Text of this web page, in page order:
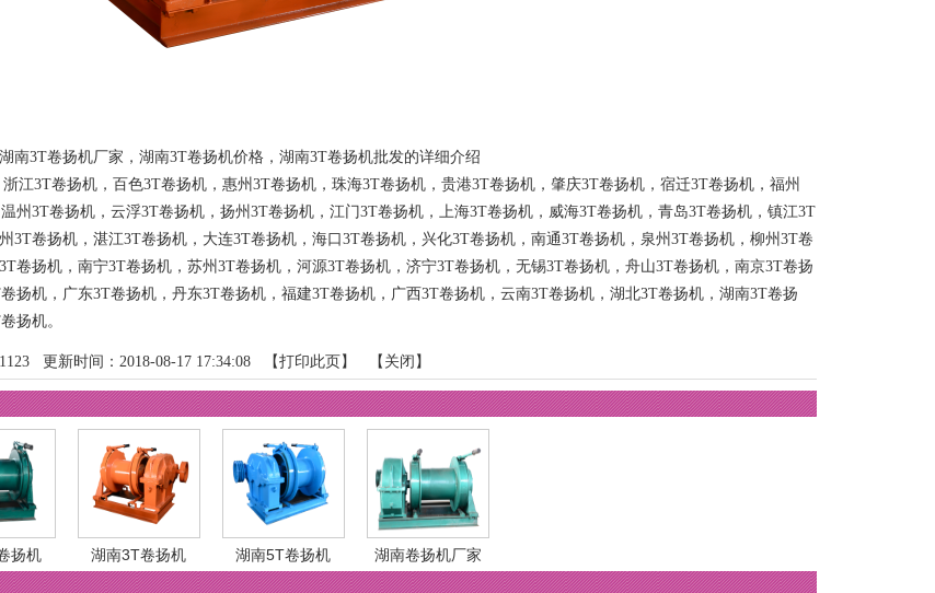
南3T卷扬机厂家，湖南3T卷扬机价格，湖南3T卷扬机批发的详细介绍
浙江3T卷扬机， 百色3T卷扬机， 惠州3T卷扬机， 珠海3T卷扬机， 贵港3T卷扬机， 肇庆3T卷扬机， 宿迁3T卷扬机， 福州
温州3T卷扬机， 云浮3T卷扬机， 扬州3T卷扬机， 江门3T卷扬机， 上海3T卷扬机， 威海3T卷扬机， 青岛3T卷扬机， 镇江3T
3T卷扬机， 湛江3T卷扬机， 大连3T卷扬机， 海口3T卷扬机， 兴化3T卷扬机， 南通3T卷扬机， 泉州3T卷扬机， 柳州3T卷
卷扬机， 南宁3T卷扬机， 苏州3T卷扬机， 河源3T卷扬机， 济宁3T卷扬机， 无锡3T卷扬机， 舟山3T卷扬机， 南京3T卷扬
扬机， 广东3T卷扬机， 丹东3T卷扬机， 福建3T卷扬机， 广西3T卷扬机， 云南3T卷扬机， 湖北3T卷扬机， 湖南3T卷扬
扬机。
1123更新时间：2018-08-17 17:34:08 【打印此页 】 【 关闭 】
扬机 湖南3T卷扬机 湖南5T卷扬机 湖南卷扬机厂家